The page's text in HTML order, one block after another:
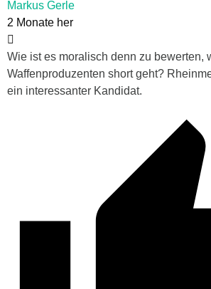
Markus Gerle
2 Monate her
Wie ist es moralisch denn zu bewerten,
Waffenproduzenten short geht?
ein interessanter Kandidat.